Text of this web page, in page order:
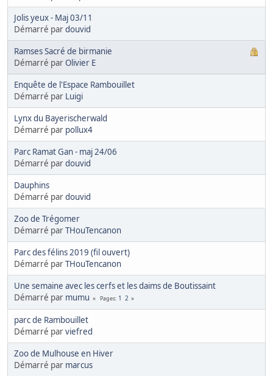
Jolis yeux - Maj 03/11
Démarré pardouvid
Ramses Sacré de birmanie
Démarré parOlivier E
Enquête de l'Espace Rambouillet
Démarré par Luigi
Lynx du Bayerischerwald
Démarré par pollux4
Parc Ramat Gan - maj 24/06
Démarré pardouvid
Dauphins
Démarré pardouvid
Zoo de Trégomer
Démarré parTHouTencanon
Parc des félins 2019 (fil ouvert)
Démarré parTHouTencanon
Une semaine avec les cerfs et les daims de Boutissaint
Démarré par mumu Pages 1 2
parc de Rambouillet
Démarré parviefred
Zoo de Mulhouse en Hiver
Démarré par marcus